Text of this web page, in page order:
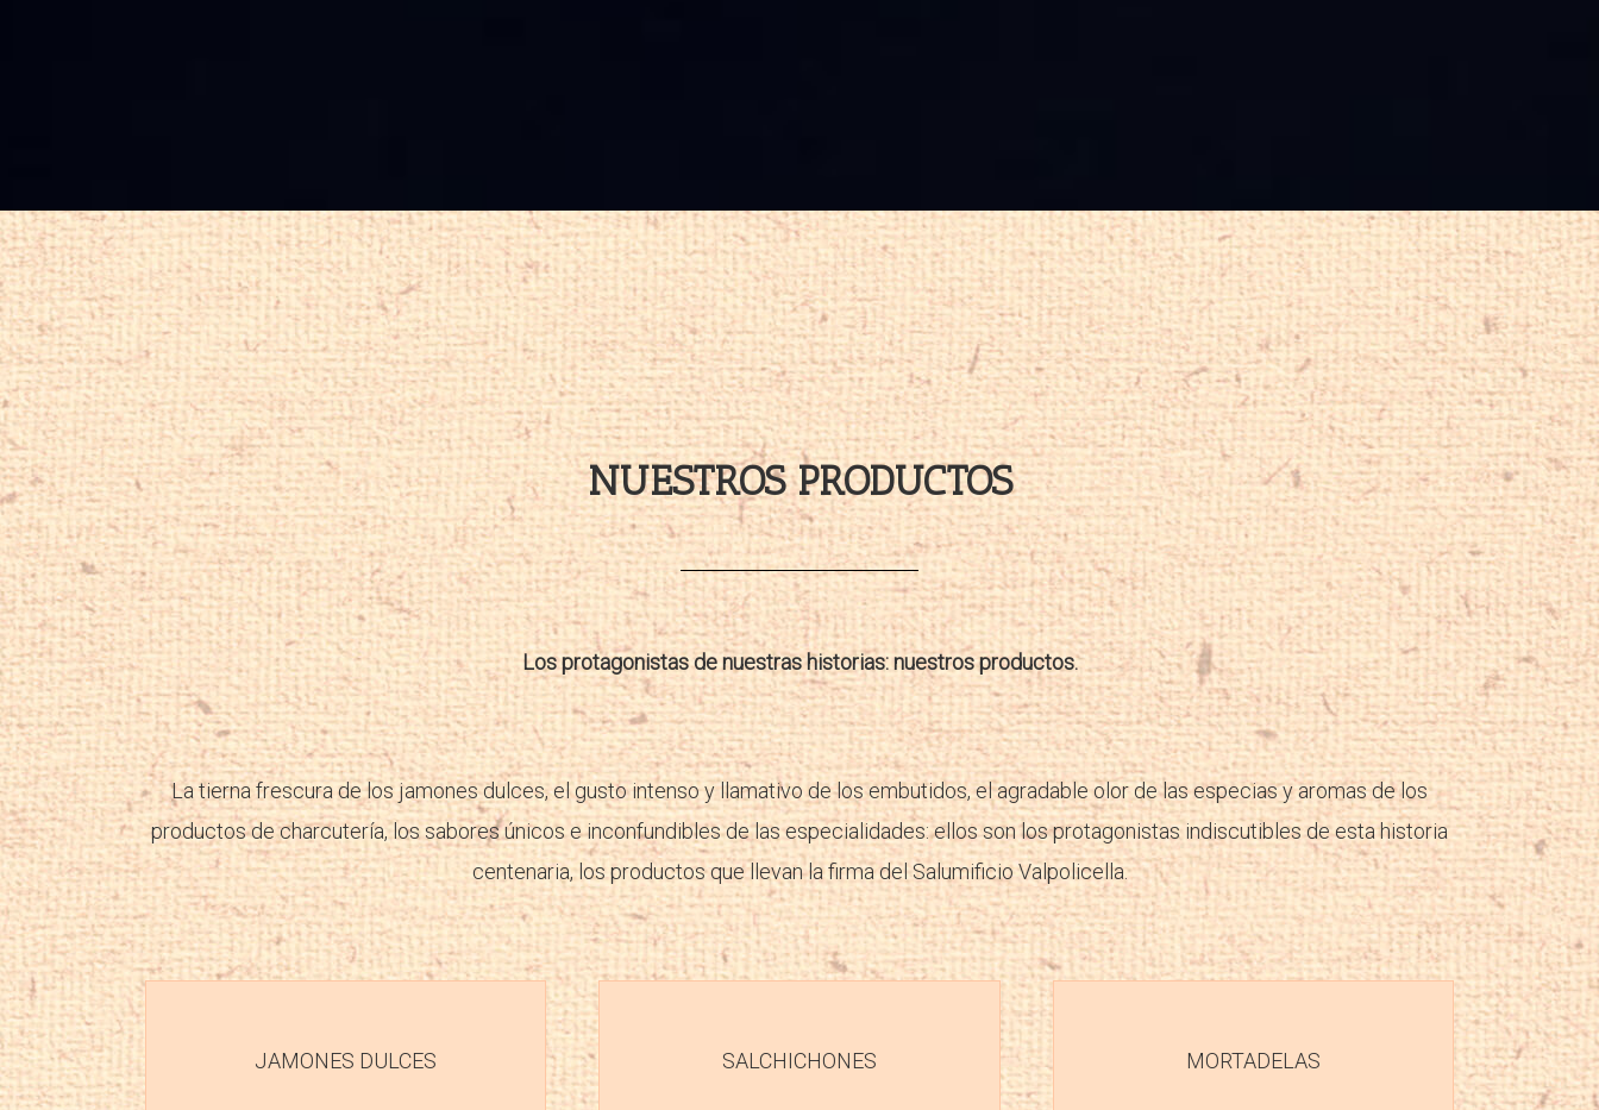
NUESTROS PRODUCTOS
Los protagonistas de nuestras historias: nuestros productos.
La tierna frescura de los jamones dulces, el gusto intenso y llamativo de los embutidos, el agradable olor de las especias y aromas de los
productos de charcutería, los sabores únicos e inconfundibles de las especialidades: ellos son los protagonistas indiscutibles de esta historia
centenaria, los productos que llevan la firma del Salumificio Valpolicella.
JAMONES DULCES SALCHICHONES MORTADELAS